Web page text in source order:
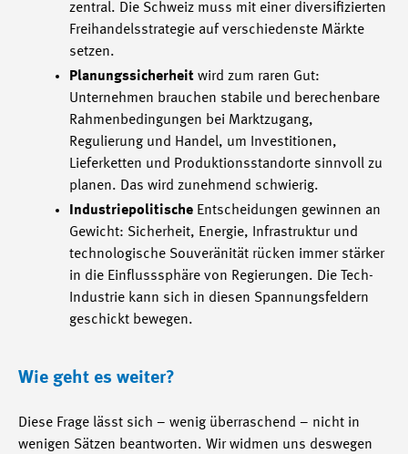
zentral. Die Schweiz muss mit einer diversifizierten
Freihandelsstrategie auf verschiedenste Märkte
setzen.
Planungssicherheit wird zum raren Gut:
Unternehmen brauchen stabile und berechenbare
Rahmenbedingungen bei Marktzugang,
Regulierung und Handel, um Investitionen,
Lieferketten und Produktionsstandorte sinnvoll zu
planen. Das wird zunehmend schwierig.
Industriepolitische Entscheidungen gewinnen an
Gewicht: Sicherheit, Energie, Infrastruktur und
technologische Souveränität rücken immer stärker
in die Einflusssphäre von Regierungen. Die Tech-
Industrie kann sich in diesen Spannungsfeldern
geschickt bewegen.
Wie geht es weiter?
Diese Frage lässt sich – wenig überraschend – nicht in
wenigen Sätzen beantworten. Wir widmen uns deswegen